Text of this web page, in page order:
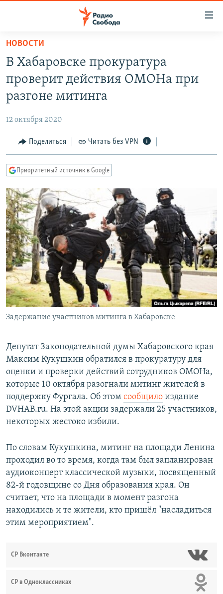
упрощенного
доступа
основному
Вернутся
Вернутся
поиску
ПРОГРАММЫ
ПОДКАСТЫ
АВТОРСКИЕ ПРОЕКТЫ
МНЕНИЯ
КУЛЬТУРА
КАВКАЗ.РЕАЛИИ
СЕВЕР.РЕАЛИИ
СИБИРЬ.РЕАЛИИ
РАСПИСАНИЕ ВЕЩАНИЯ
ПОДПИШИТЕСЬ НА РАССЫЛКУ
СОЦИАЛЬНЫЕ СЕТИ
Все сайты РСЕ/РС
НОВОСТИ
В Хабаровске прокуратура
проверит действия ОМОНа при
разгоне митинга
12 октября 2020
Поделиться Читать без VPN
Приоритетный источник в Google
Задержание участников митинга в Хабаровске
Депутат Законодательной думы Хабаровского края
Максим Кукушкин обратился в прокуратуру для
оценки и проверки действий сотрудников ОМОНа,
которые 10 октября разогнали митинг жителей в
поддержку Фургала. Об этом сообщило издание
DVHAB.ru. На этой акции задержали 25 участников,
некоторых жестоко избили.
По словам Кукушкина, митинг на площади Ленина
проходил во то время, когда там был запланирован
аудиоконцерт классической музыки, посвященный
82-й годовщине со Дня образования края. Он
считает, что на площади в момент разгона
находились и те жители, кто пришёл "насладиться
этим мероприятием".
СР Вконтакте
СР в Одноклассниках